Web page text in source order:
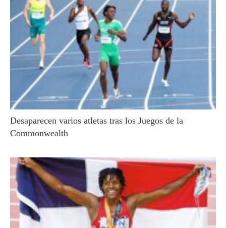
Desaparecen varios atletas tras los Juegos de la
Commonwealth